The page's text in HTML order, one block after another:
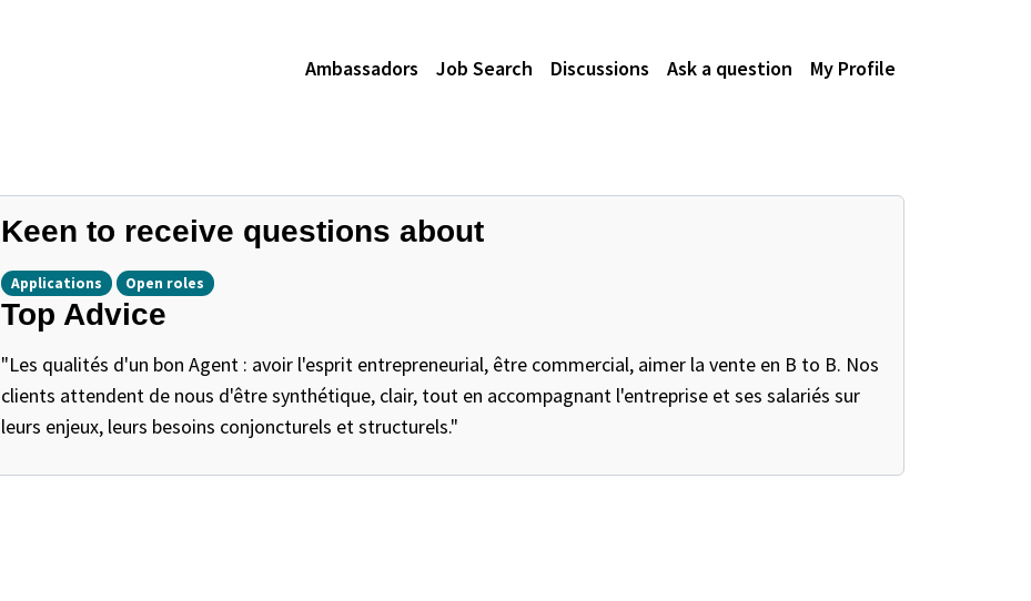
Ambassadors Job Search Discussions Ask a question My Profile
Keen to receive questions about
Applications Open roles
Top Advice
"Les qualités d'un bon Agent : avoir l'esprit entrepreneurial, être commercial, aimer la vente en B to B. Nos
clients attendent de nous d'être synthétique, clair, tout en accompagnant l'entreprise et ses salariés sur
leurs enjeux, leurs besoins conjoncturels et structurels."